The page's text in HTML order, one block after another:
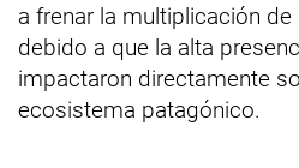
a frenar la multiplicación de
debido a que la alta
impactaron directamente
ecosistema patagónico.